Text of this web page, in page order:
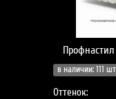
в наличии: 111
Оттенок: